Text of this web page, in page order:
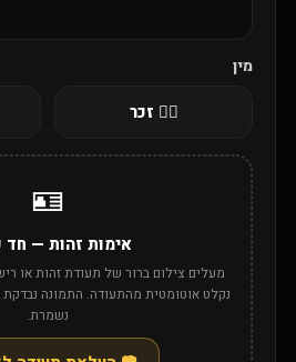
מין
🙋‍♂️ זכר
🪪
אימות זהות — חד
מעלים צילום ברור של תעודת זהות או
נקלט אוטומטית מהתעודה. התמונה נבדקת
נשמרת.